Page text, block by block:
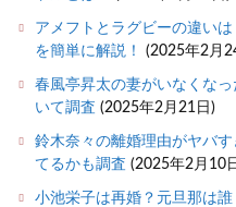
アメフトとラグビーの違い
を簡単に解説！
(2025年2月
春風亭昇太の妻がいなくな
いて調査 (2025年2月21日)
鈴木奈々の離婚理由がヤバ
てるかも調査 (2025年2月10
小池栄子は再婚？元旦那は